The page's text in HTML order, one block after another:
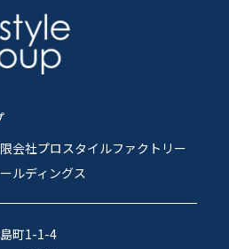
会社プロスタイルファクトリー
ルディングス
町1-1-4